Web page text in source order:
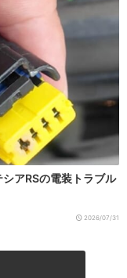
アRSの電装トラブル
2026/07/31